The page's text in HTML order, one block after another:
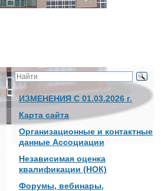
ИЗМЕНЕНИЯ С 01.03.2026 г.
Карта сайта
Организационные и контактные
данные Ассоциации
Независимая оценка
квалификации (НОК)
Форумы, вебинары,